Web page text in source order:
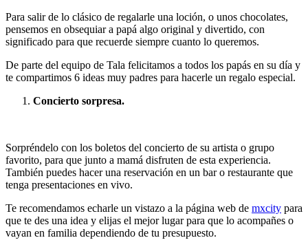
Para salir de lo clásico de regalarle una loción, o unos chocolates,
pensemos en obsequiar a papá algo original y divertido, con
significado para que recuerde siempre cuanto lo queremos.
De parte del equipo de Tala felicitamos a todos los papás en su día y
te compartimos 6 ideas muy padres para hacerle un regalo especial.
Concierto sorpresa.
Sorpréndelo con los boletos del concierto de su artista o grupo
favorito, para que junto a mamá disfruten de esta experiencia.
También puedes hacer una reservación en un bar o restaurante que
tenga presentaciones en vivo.
Te recomendamos echarle un vistazo a la página web de mxcity para
que te des una idea y elijas el mejor lugar para que lo acompañes o
vayan en familia dependiendo de tu presupuesto.